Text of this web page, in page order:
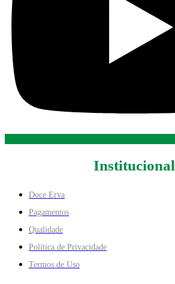
Institucional
Doce Erva
Pagamentos
Qualidade
Política de Privacidade
Termos de Uso